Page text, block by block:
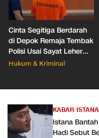
Cinta Segitiga Berdarah
di Depok Remaja Tembak
Polisi Usai Sayat Leher
Pacar Baru Mantan
Hukum & Kriminal
KABAR ISTANA
Istana
Hadi Sebut